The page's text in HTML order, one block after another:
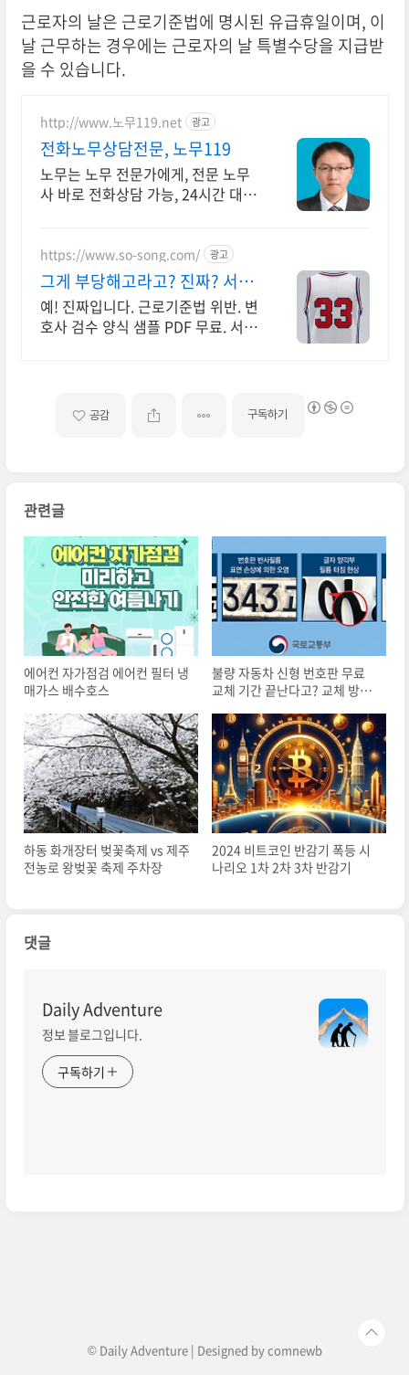
근로자의 날은 근로기준법에 명시된 유급휴일이며, 이
날 근무하는 경우에는 근로자의 날 특별수당을 지급받
을 수 있습니다.
http://www.노무119.net 광고
전화노무상담전문, 노무119
노무는 노무 전문가에게, 전문 노무
사 바로 전화상담 가능, 24시간 대기
https://www.so-song.com/ 광고
그게 부당해고라고? 진짜? 서면
가격 공개합니다
예! 진짜입니다. 근로기준법 위반. 변
호사 검수 양식 샘플 PDF 무료. 서면
공감 구독하기
관련글
에어컨 자가점검 에어컨 필터 냉
매가스 배수호스
불량 자동차 신형 번호판 무료
교체 기간 끝난다고? 교체 방법
하동 화개장터 벚꽃축제 vs 제주
전농로 왕벚꽃 축제 주차장
2024 비트코인 반감기 폭등 시
나리오 1차 2차 3차 반감기
댓글
Daily Adventure
정보 블로그입니다.
구독하기
© Daily Adventure | Designed bycomnewb